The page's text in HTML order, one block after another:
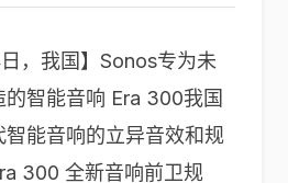
，我国】Sonos专为未
智能音响 Era 300我国
智能音响的立异音效和规
300 全新音响前卫规